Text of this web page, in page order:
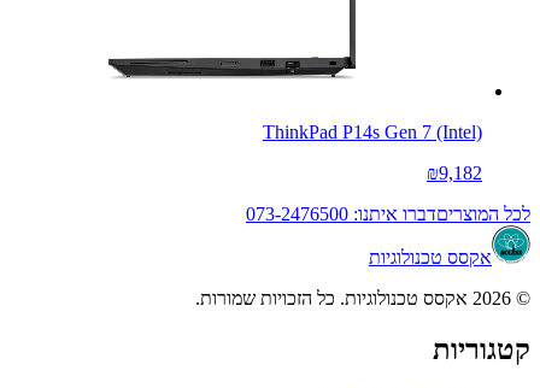
ThinkPad P14s Gen 7 (Intel)
₪9,182
לכל המוצריםדברו איתנו: 073-2476500
אקסס טכנולוגיות
© 2026 אקסס טכנולוגיות. כל הזכויות שמורות.
קטגוריות